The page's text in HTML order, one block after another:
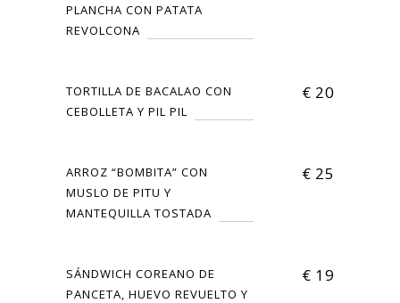
PLANCHA CON PATATA
REVOLCONA
TORTILLA DE BACALAO CON
CEBOLLETA Y PIL PIL
€ 20
ARROZ “BOMBITA” CON
MUSLO DE PITU Y
MANTEQUILLA TOSTADA
€ 25
SÁNDWICH COREANO DE
PANCETA, HUEVO REVUELTO Y
€ 19